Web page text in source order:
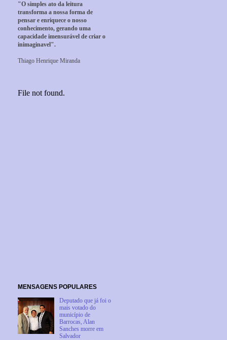
"O simples ato da leitura
transforma a nossa forma de
pensar e enriquece o nosso
conhecimento, gerando uma
capacidade imensurável de criar o
inimaginavel".
Thiago Henrique Miranda
MENSAGENS POPULARES
Deputado que já foi o
mais votado do
município de
Barrocas, Alan
Sanches morre em
Salvador